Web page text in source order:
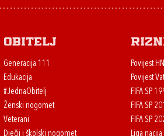
Obitelj
Generacija 111
Edukacija
#JednaObitelj
Ženski nogomet
Veterani
Dječji i školski nogomet
Povijest
Povijest
FIFA SP
FIFA SP
FIFA SP
Liga